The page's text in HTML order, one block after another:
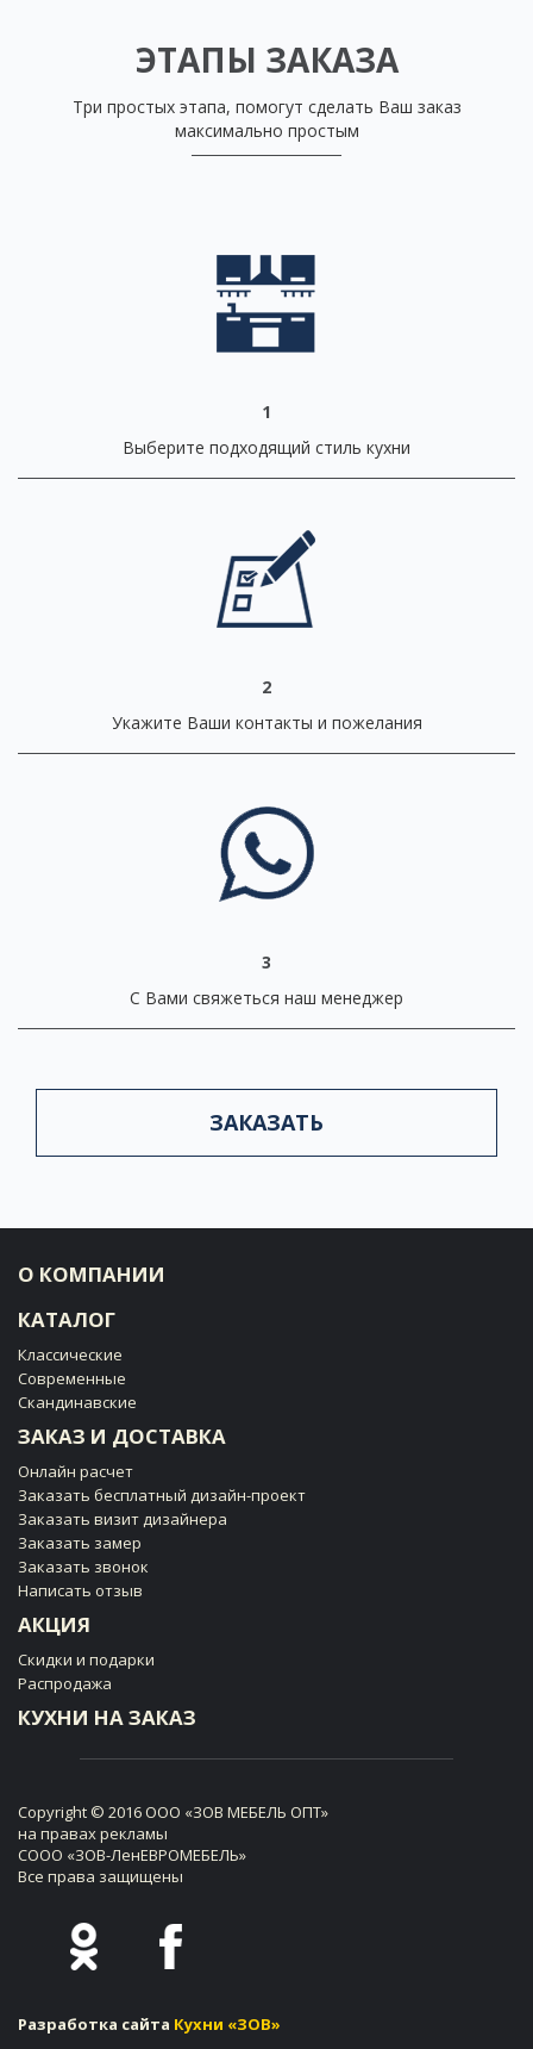
ЭТАПЫ ЗАКАЗА
Три простых этапа, помогут сделать Ваш заказ
максимально простым
1
Выберите подходящий стиль кухни
2
Укажите Ваши контакты и пожелания
3
С Вами свяжеться наш менеджер
ЗАКАЗАТЬ
О КОМПАНИИ
КАТАЛОГ
Классические
Современные
Скандинавские
ЗАКАЗ И ДОСТАВКА
Онлайн расчет
Заказать бесплатный дизайн-проект
Заказать визит дизайнера
Заказать замер
Заказать звонок
Написать отзыв
АКЦИЯ
Скидки и подарки
Распродажа
КУХНИ НА ЗАКАЗ
Copyright © 2016 ООО «ЗОВ МЕБЕЛЬ ОПТ»
на правах рекламы
СООО «ЗОВ-ЛенЕВРОМЕБЕЛЬ»
Все права защищены
Разработка сайта Кухни «ЗОВ»